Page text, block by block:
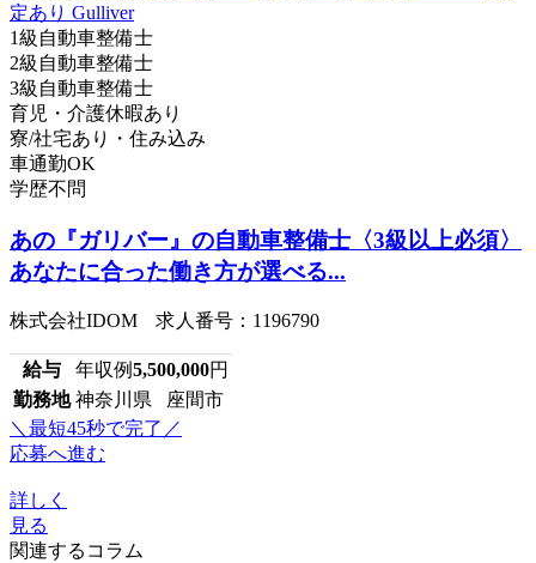
1級自動車整備士
2級自動車整備士
3級自動車整備士
育児・介護休暇あり
寮/社宅あり・住み込み
車通勤OK
学歴不問
あの『ガリバー』の自動車整備士〈3級以上必須〉
あなたに合った働き方が選べる...
株式会社IDOM 求人番号：1196790
給与 年収例5,500,000円
勤務地 神奈川県 座間市
＼最短45秒で完了／
応募へ進む
詳しく
見る
関連するコラム